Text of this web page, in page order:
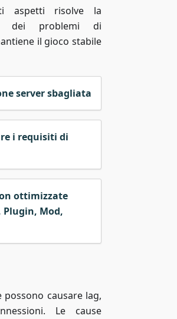
aspetti risolve la
dei problemi di
il gioco stabile
server sbagliata
i requisiti di
ottimizzate
Plugin, Mod,
causare lag,
Le cause